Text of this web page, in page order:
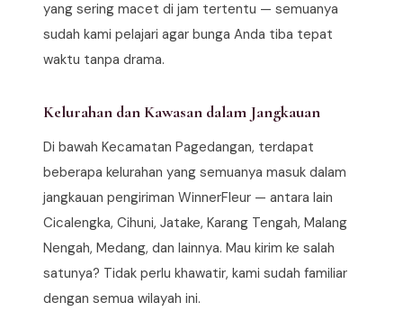
yang sering macet di jam tertentu — semuanya
sudah kami pelajari agar bunga Anda tiba tepat
waktu tanpa drama.
Kelurahan dan Kawasan dalam Jangkauan
Di bawah Kecamatan Pagedangan, terdapat
beberapa kelurahan yang semuanya masuk dalam
jangkauan pengiriman WinnerFleur — antara lain
Cicalengka, Cihuni, Jatake, Karang Tengah, Malang
Nengah, Medang, dan lainnya. Mau kirim ke salah
satunya? Tidak perlu khawatir, kami sudah familiar
dengan semua wilayah ini.